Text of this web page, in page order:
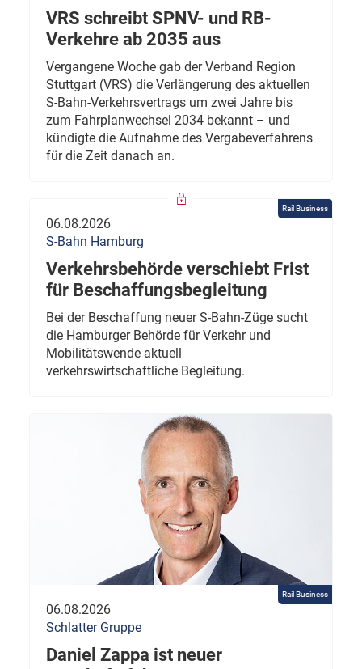
VRS schreibt SPNV- und RB-
Verkehre ab 2035 aus
Vergangene Woche gab der Verband Region
Stuttgart (VRS) die Verlängerung des aktuellen
S-Bahn-Verkehrsvertrags um zwei Jahre bis
zum Fahrplanwechsel 2034 bekannt – und
kündigte die Aufnahme des Vergabeverfahrens
für die Zeit danach an.
Rail Business
06.08.2026
S-Bahn Hamburg
Verkehrsbehörde verschiebt Frist
für Beschaffungsbegleitung
Bei der Beschaffung neuer S-Bahn-Züge sucht
die Hamburger Behörde für Verkehr und
Mobilitätswende aktuell
verkehrswirtschaftliche Begleitung.
Rail Business
06.08.2026
Schlatter Gruppe
Daniel Zappa ist neuer